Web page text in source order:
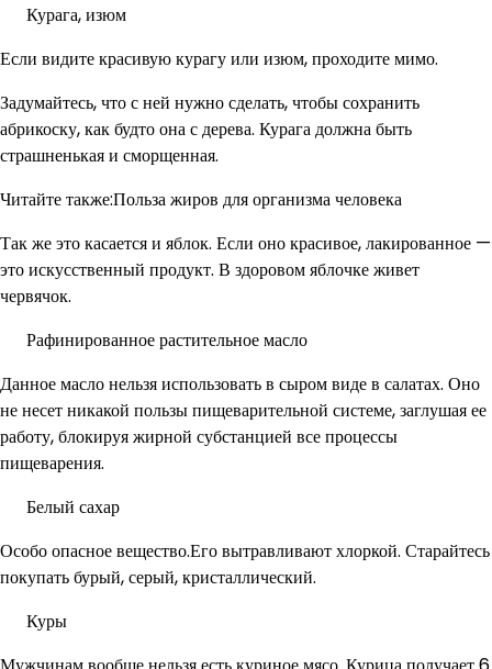
Курага, изюм
Если видите красивую курагу или изюм, проходите мимо.
Задумайтесь, что с ней нужно сделать, чтобы сохранить
абрикоску, как будто она с дерева. Курага должна быть
страшненькая и сморщенная.
Читайте также:Польза жиров для организма человека
Так же это касается и яблок. Если оно красивое, лакированное —
это искусственный продукт. В здоровом яблочке живет
червячок.
Рафинированное растительное масло
Данное масло нельзя использовать в сыром виде в салатах. Оно
не несет никакой пользы пищеварительной системе, заглушая ее
работу, блокируя жирной субстанцией все процессы
пищеварения.
Белый сахар
Особо опасное вещество.Его вытравливают хлоркой. Старайтесь
покупать бурый, серый, кристаллический.
Куры